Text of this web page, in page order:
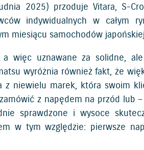
2025) przoduje Vitara, S-
indywidualnych w
miesiącu samochodów
a więc uznawane za solidne,
wyróżnia również fakt, że
z niewielu marek, która swoim
z napędem na przód lub
sprawdzone i wysoce
w tym względzie: pierwsze